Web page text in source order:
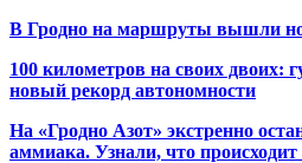
В Гродно на маршруты вышли
100 километров на своих двоих:
новый рекорд автономности
На «Гродно Азот» экстренно
аммиака. Узнали, что